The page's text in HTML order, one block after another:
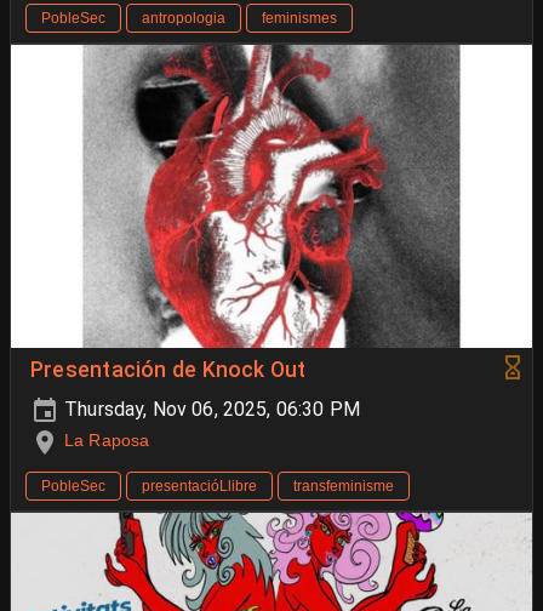
PobleSec antropologia feminismes
Presentación de Knock Out
Thursday, Nov 06, 2025, 06:30 PM
La Raposa
PobleSec presentacióLlibre transfeminisme